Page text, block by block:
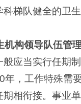
梯队健全的卫
机构领导队伍管
应当实行任期
年，工作特殊需
期相衔接。事业